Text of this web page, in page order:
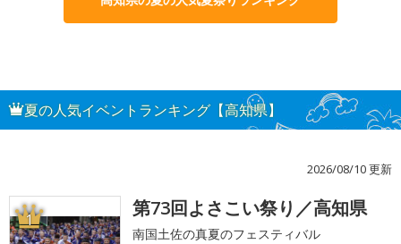
夏の人気イベントランキング【高知県】
2026/08/10 更新
1 第73回よさこい祭り／高知県
南国土佐の真夏のフェスティバル